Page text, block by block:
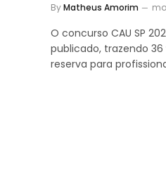
ByMatheus Amorim
O concurso CAU SP
publicado, trazendo
reserva para